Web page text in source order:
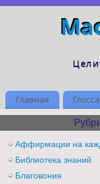
Главная
Аффирмации на
Библиотека знаний
Благовония